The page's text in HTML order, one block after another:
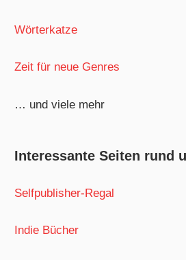
Wörterkatze
Zeit für neue Genres
… und viele mehr
Interessante Seiten rund
Selfpublisher-Regal
Indie Bücher